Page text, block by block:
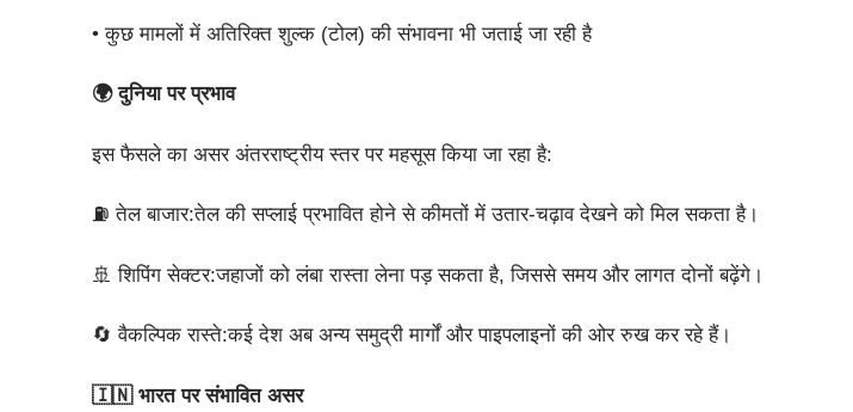
• कुछ मामलों में अतिरिक्त शुल्क (टोल) की संभावना भी जताई जा रही है
🌍 दुनिया पर प्रभाव
इस फैसले का असर अंतरराष्ट्रीय स्तर पर महसूस किया जा रहा है:
⛽ तेल बाजार:तेल की सप्लाई प्रभावित होने से कीमतों में उतार-चढ़ाव देखने को मिल सकता है।
🚢 शिपिंग सेक्टर:जहाजों को लंबा रास्ता लेना पड़ सकता है, जिससे समय और लागत दोनों बढ़ेंगे।
🔄 वैकल्पिक रास्ते:कई देश अब अन्य समुद्री मार्गों और पाइपलाइनों की ओर रुख कर रहे हैं।
🇮🇳 भारत पर संभावित असर